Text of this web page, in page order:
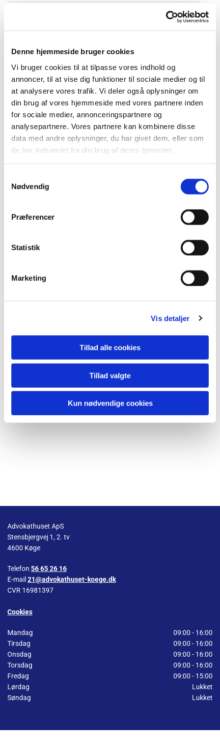
Denne hjemmeside bruger cookies
Vi bruger cookies til at tilpasse vores indhold og
annoncer, til at vise dig funktioner til sociale medier og til
at analysere vores trafik. Vi deler også oplysninger om
din brug af vores hjemmeside med vores partnere inden
for sociale medier, annonceringspartnere og
analysepartnere. Vores partnere kan kombinere disse
data med andre oplysninger, du har givet dem, eller som
de har indsamlet fra din brug af deres tjenester.
Nødvendig
Præferencer
Statistik
Marketing
Vis detaljer
Tillad alle cookies
Tillad valgte
Kun nødvendige cookies
Opbevaring af oplysninger
Rettigheder
Klageadgang
Ansvar og ansvarsbegrænsning samt
forsikring og garanti
Aftaleklausuler om lovvalg og værneting
Telefon:
Advokathuset ApS
Stensbjergvej 1, 2. tv
4600 Køge
Telefon 56 65 26 16
E-mail 21@advokathuset-koege.dk
CVR 16981397
Cookies
Mandag
09:00 - 16:00
Tirsdag
09:00 - 16:00
Onsdag
09:00 - 16:00
Torsdag
09:00 - 16:00
Fredag
09:00 - 15:00
Lørdag
Lukket
Søndag
Lukket